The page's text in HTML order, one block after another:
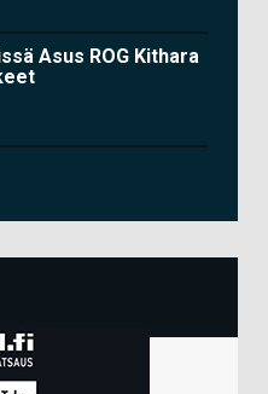
Asus ROG Kithara